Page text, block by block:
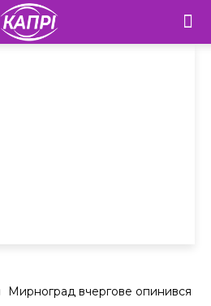
Мирноград вчергове опинився